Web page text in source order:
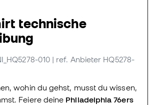
technische
010 | ref. Anbieter HQ5278-
wohin du gehst, musst du wissen,
Feiere deine Philadelphia 76ers